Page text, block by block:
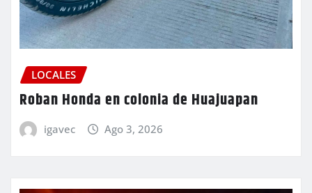
LOCALES
Roban Honda en colonia de Huajuapan
igavec Ago 3, 2026